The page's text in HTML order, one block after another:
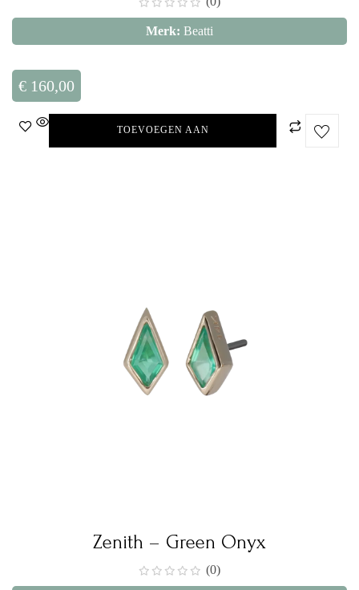
Merk: Beatti
€ 160,00
TOEVOEGEN AAN
Zenith – Green Onyx
(0)